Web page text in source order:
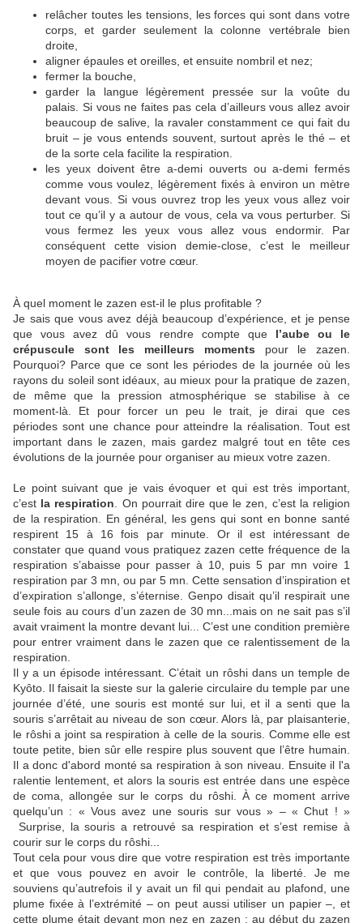
relâcher toutes les tensions, les forces qui sont dans votre
corps, et garder seulement la colonne vertébrale bien
droite,
aligner épaules et oreilles, et ensuite nombril et nez;
fermer la bouche,
garder la langue légèrement pressée sur la voûte du
palais. Si vous ne faites pas cela d’ailleurs vous allez avoir
beaucoup de salive, la ravaler constamment ce qui fait du
bruit – je vous entends souvent, surtout après le thé – et
de la sorte cela facilite la respiration.
les yeux doivent être a-demi ouverts ou a-demi fermés
comme vous voulez, légèrement fixés à environ un mètre
devant vous. Si vous ouvrez trop les yeux vous allez voir
tout ce qu’il y a autour de vous, cela va vous perturber. Si
vous fermez les yeux vous allez vous endormir. Par
conséquent cette vision demie-close, c’est le meilleur
moyen de pacifier votre cœur.
À quel moment le zazen est-il le plus profitable ?
Je sais que vous avez déjà beaucoup d’expérience, et je pense
que vous avez dû vous rendre compte que l’aube ou le
crépuscule sont les meilleurs moments pour le zazen.
Pourquoi? Parce que ce sont les périodes de la journée où les
rayons du soleil sont idéaux, au mieux pour la pratique de zazen,
de même que la pression atmosphérique se stabilise à ce
moment-là. Et pour forcer un peu le trait, je dirai que ces
périodes sont une chance pour atteindre la réalisation. Tout est
important dans le zazen, mais gardez malgré tout en tête ces
évolutions de la journée pour organiser au mieux votre zazen.
Le point suivant que je vais évoquer et qui est très important,
c’est la respiration . On pourrait dire que le zen, c’est la religion
de la respiration. En général, les gens qui sont en bonne santé
respirent 15 à 16 fois par minute. Or il est intéressant de
constater que quand vous pratiquez zazen cette fréquence de la
respiration s’abaisse pour passer à 10, puis 5 par mn voire 1
respiration par 3 mn, ou par 5 mn. Cette sensation d’inspiration et
d’expiration s’allonge, s’éternise. Genpo disait qu’il respirait une
seule fois au cours d’un zazen de 30 mn...mais on ne sait pas s’il
avait vraiment la montre devant lui... C’est une condition première
pour entrer vraiment dans le zazen que ce ralentissement de la
respiration.
Il y a un épisode intéressant. C’était un rôshi dans un temple de
Kyôto. Il faisait la sieste sur la galerie circulaire du temple par une
journée d’été, une souris est monté sur lui, et il a senti que la
souris s’arrêtait au niveau de son cœur. Alors là, par plaisanterie,
le rôshi a joint sa respiration à celle de la souris. Comme elle est
toute petite, bien sûr elle respire plus souvent que l’être humain.
Il a donc d'abord monté sa respiration à son niveau. Ensuite il l'a
ralentie lentement, et alors la souris est entrée dans une espèce
de coma, allongée sur le corps du rôshi. À ce moment arrive
quelqu’un : « Vous avez une souris sur vous » – « Chut ! »
Surprise, la souris a retrouvé sa respiration et s’est remise à
courir sur le corps du rôshi...
Tout cela pour vous dire que votre respiration est très importante
et que vous pouvez en avoir le contrôle, la liberté. Je me
souviens qu’autrefois il y avait un fil qui pendait au plafond, une
plume fixée à l’extrémité – on peut aussi utiliser un papier –, et
cette plume était devant mon nez en zazen : au début du zazen